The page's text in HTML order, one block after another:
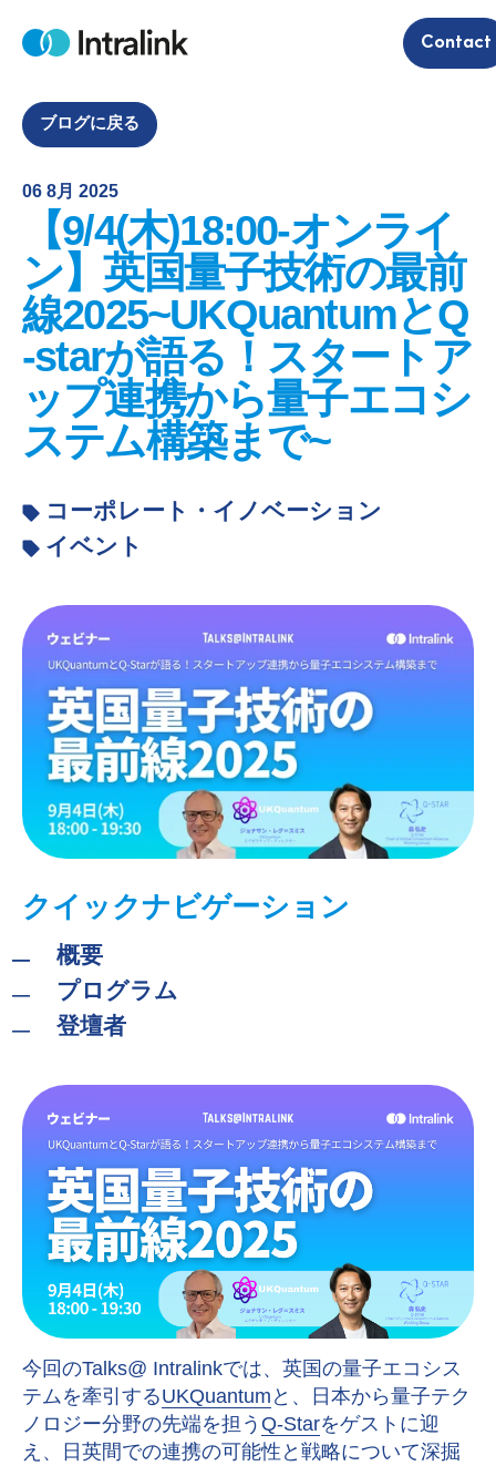
H
e
Contact
ブログに戻る
06 8月 2025
【9/4(木)18:00-オンライ
ン】英国量子技術の最前
線2025~UKQuantumとQ
-starが語る！スタートア
ップ連携から量子エコシ
ステム構築まで~
コーポレート・イノベーション
イベント
クイックナビゲーション
概要
プログラム
登壇者
今回のTalks@ Intralinkでは、英国の量子エコシス
テムを牽引するUKQuantum と、日本から量子テク
ノロジー分野の先端を担う Q-Starをゲストに迎
え、日英間での連携の可能性と戦略について深掘